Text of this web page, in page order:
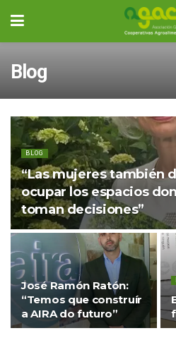
Blog
BLOG
“Las mujeres también
ocupar los espacios
toman decisiones”
José Ramón Ratón:
“Temos que construír
a AIRA do futuro”